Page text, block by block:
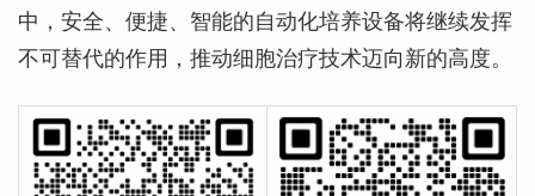
中，安全、便捷、智能的自动化培养设备将继续发挥
不可替代的作用，推动细胞治疗技术迈向新的高度。